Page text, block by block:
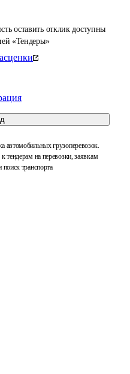
оставить отклик доступны
«Тендеры»
грузоперевозок.
тендерам на перевозки, заявкам
поиск транспорта